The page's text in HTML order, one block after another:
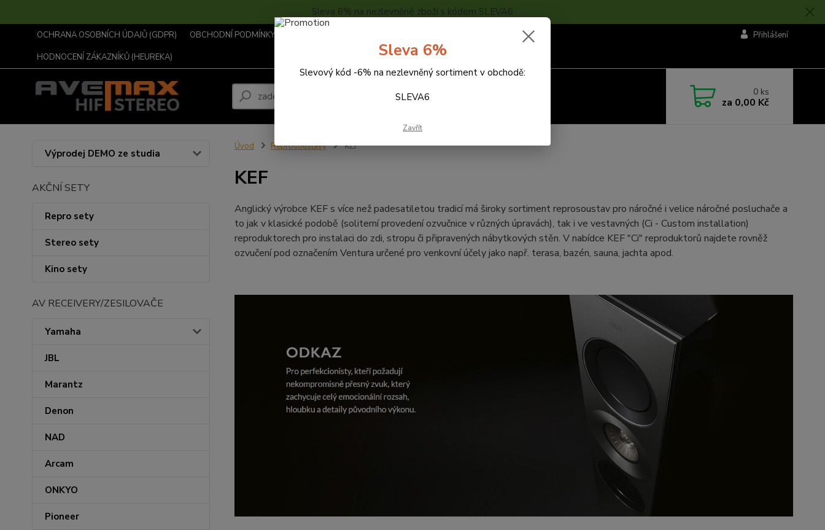
Sleva 6% na nezlevněné zboží s kódem SLEVA6
OCHRANA OSOBNÍCH ÚDAJŮ (GDPR) OBCHODNÍ PODMÍNKY ...
HODNOCENÍ ZÁKAZNÍKŮ (HEUREKA)
Přihlášení
Hledat 0 ks
za 0,00 Kč
Výprodej DEMO ze studia
AKČNÍ SETY
Repro sety
Stereo sety
Kino sety
AV RECEIVERY/ZESILOVAČE
Yamaha
JBL
Marantz
Denon
NAD
Arcam
ONKYO
Pioneer
Úvod Reprosoustavy KEF
KEF
Anglický výrobce KEF s více než padesatiletou tradicí má široky sortiment reprosoustav pro náročné i velice náročné posluchače a
to jak v klasické podobě (soliterní provedení ozvučnice v různých úpravách), tak i ve vestavných (Ci - Custom installation)
reproduktorech pro instalaci do zdi, stropu či připravených nábytkových stěn. V nabídce KEF "Ci" reproduktorů najdete rovněž
ozvučení pod označením Ventura určené pro venkovní účely jako např. terasa, bazén, sauna, jachta apod.
Sleva 6%
Slevový kód -6% na nezlevněný sortiment v obchodě:
SLEVA6
Zavřít